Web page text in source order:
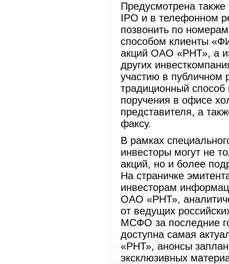
Предусмотрена также
IPO и в телефонном
позвонить по
способом клиенты
акций ОАО «РНТ», а
других
участию в публичном
традиционный способ
поручения в офисе
представителя, а
факсу.
В рамках
инвесторы могут не
акций, но и более
На страничке
инвесторам
ОАО «РНТ»,
от ведущих
МСФО за последние
доступна самая
«РНТ», анонсы
эксклюзивных